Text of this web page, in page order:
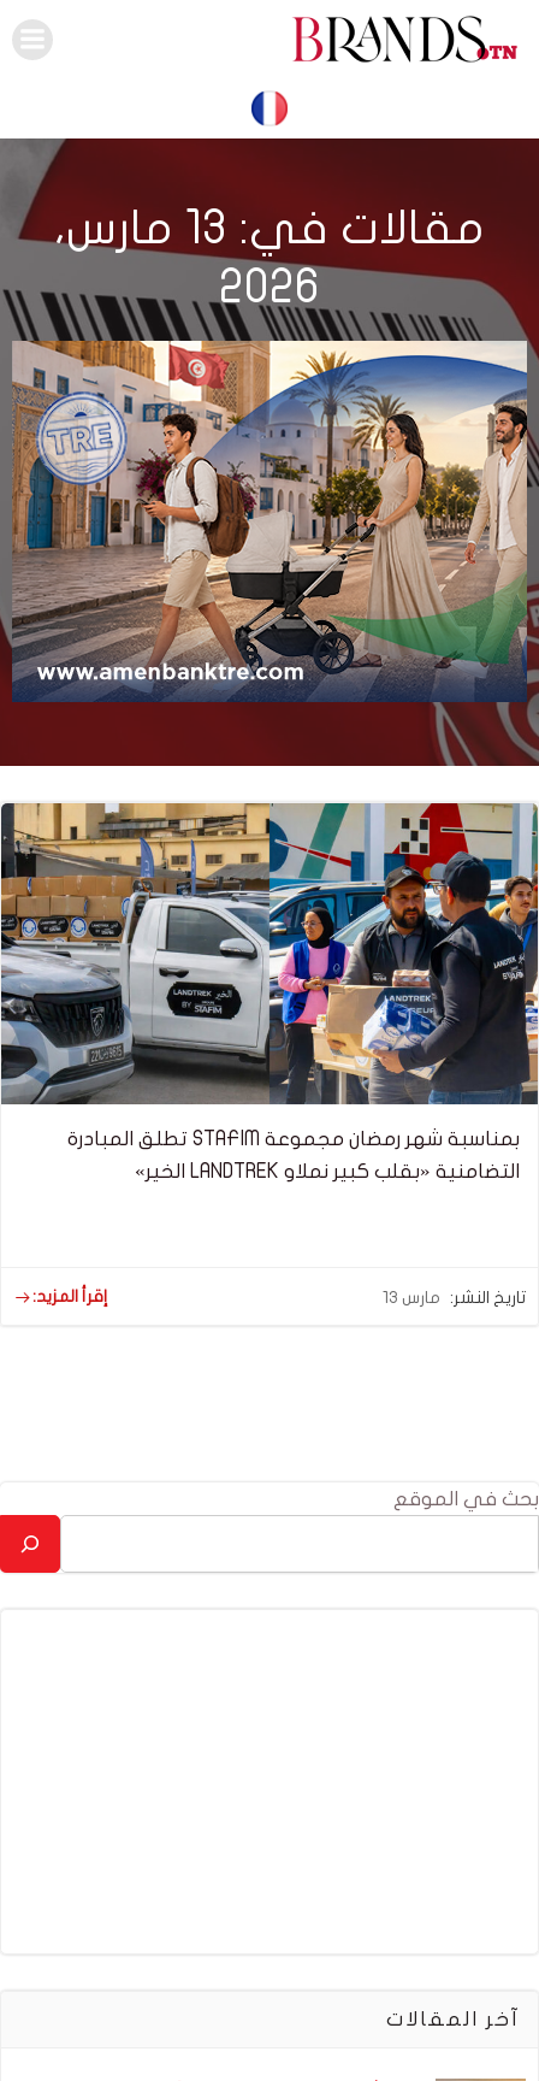
مقالات في: 13 مارس،
2026
بمناسبة شهر رمضان مجموعة STAFIM تطلق المبادرة
التضامنية «بقلب كبير نملاو LANDTREK الخير»
تاريخ النشر: مارس 13 إقرأ المزيد:
بحث في الموقع
آخر المقالات